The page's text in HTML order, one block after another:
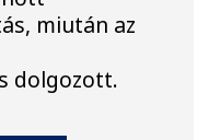
miután az
dolgozott.